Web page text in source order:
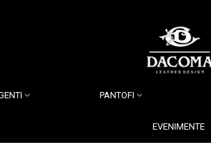
PANTOFI
EVENIMENTE